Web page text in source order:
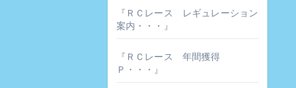
『ＲＣレース レギュレーション
案内・・・』
『ＲＣレース 年間獲得
Ｐ・・・』